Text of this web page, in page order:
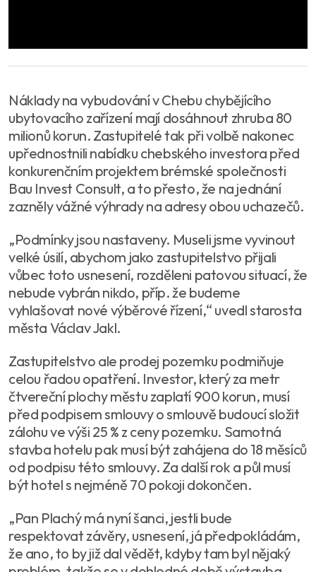
Náklady na vybudování v Chebu chybějícího
ubytovacího zařízení mají dosáhnout zhruba 80
milionů korun. Zastupitelé tak při volbě nakonec
upřednostnili nabídku chebského investora před
konkurenčním projektem brémské společnosti
Bau Invest Consult, a to přesto, že na jednání
zazněly vážné výhrady na adresy obou uchazečů.
„Podmínky jsou nastaveny. Museli jsme vyvinout
velké úsilí, abychom jako zastupitelstvo přijali
vůbec toto usnesení, rozděleni patovou situací, že
nebude vybrán nikdo, příp. že budeme
vyhlašovat nové výběrové řízení,“ uvedl starosta
města Václav Jakl.
Zastupitelstvo ale prodej pozemku podmiňuje
celou řadou opatření. Investor, který za metr
čtvereční plochy městu zaplatí 900 korun, musí
před podpisem smlouvy o smlouvě budoucí složit
zálohu ve výši 25 % z ceny pozemku. Samotná
stavba hotelu pak musí být zahájena do 18 měsíců
od podpisu této smlouvy. Za další rok a půl musí
být hotel s nejméně 70 pokoji dokončen.
„Pan Plachý má nyní šanci, jestli bude
respektovat závěry, usnesení, já předpokládám,
že ano, to by již dal vědět, kdyby tam byl nějaký